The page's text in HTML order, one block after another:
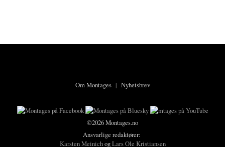
Om Montages| Nyhetsbrev
©2026 Montages.no
Ansvarlige redaktører:
Karsten MeinichogLars Ole Kristiansen